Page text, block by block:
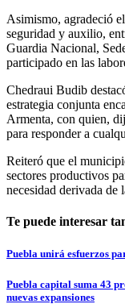
Asimismo, agradeció
seguridad y auxilio,
Guardia Nacional,
participado en las
Chedraui Budib
estrategia conjunta
Armenta, con quien,
para responder a
Reiteró que el
sectores productivos
necesidad derivada de
Te puede interesar
Puebla unirá esfuerzos
Puebla capital suma 43
nuevas expansiones